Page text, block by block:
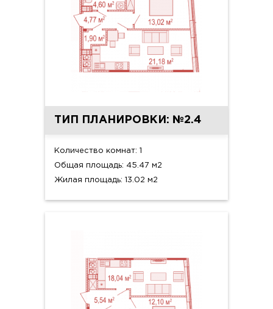
ТИП ПЛАНИРОВКИ: №2.4
Количество комнат: 1
Общая площадь: 45.47 м2
Жилая площадь: 13.02 м2